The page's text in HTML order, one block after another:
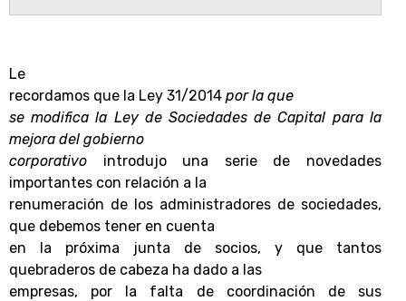
Le
recordamos que la Ley 31/2014 por la que
se modifica la Ley de Sociedades de Capital para la
mejora del gobierno
corporativo introdujo una serie de novedades
importantes con relación a la
renumeración de los administradores de sociedades,
que debemos tener en cuenta
en la próxima junta de socios, y que tantos
quebraderos de cabeza ha dado a las
empresas, por la falta de coordinación de sus